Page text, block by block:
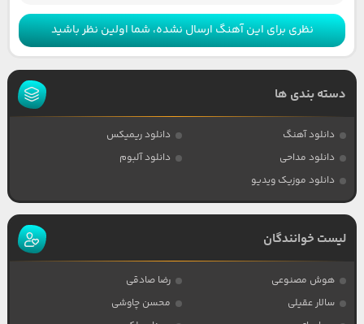
نظری برای این آهنگ ارسال نشده، شما اولین نظر باشید
دسته بندی ها
دانلود آهنگ
دانلود ریمیکس
دانلود مداحی
دانلود آلبوم
دانلود موزیک ویدیو
لیست خوانندگان
هوش مصنوعی
رضا صادقی
سالار عقیلی
محسن چاوشی